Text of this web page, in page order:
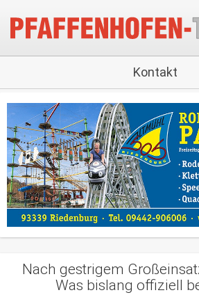
Kontakt
Nach gestrigem
Was bislang offiziell